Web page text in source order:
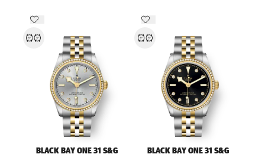
BLACK BAY ONE 31 S&G BLACK BAY ONE 31 S&G